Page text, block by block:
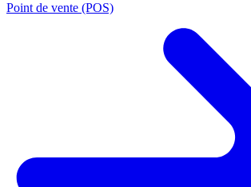
Point de vente (POS)